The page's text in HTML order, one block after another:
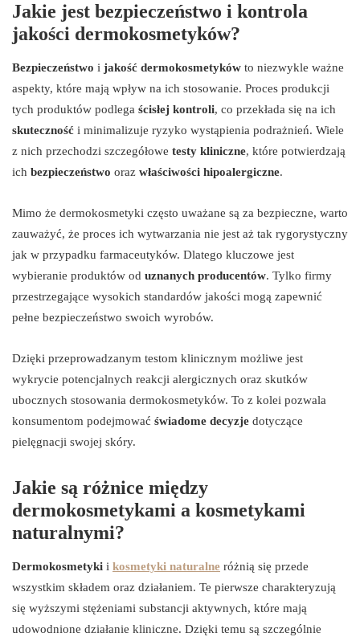
Jakie jest bezpieczeństwo i kontrola
jakości dermokosmetyków?
Bezpieczeństwo i jakość dermokosmetyków to niezwykle ważne
aspekty, które mają wpływ na ich stosowanie. Proces produkcji
tych produktów podlega ścisłej kontroli, co przekłada się na ich
skuteczność i minimalizuje ryzyko wystąpienia podrażnień. Wiele
z nich przechodzi szczegółowe testy kliniczne, które potwierdzają
ich bezpieczeństwo oraz właściwości hipoalergiczne.
Mimo że dermokosmetyki często uważane są za bezpieczne, warto
zauważyć, że proces ich wytwarzania nie jest aż tak rygorystyczny
jak w przypadku farmaceutyków. Dlatego kluczowe jest
wybieranie produktów od uznanych producentów. Tylko firmy
przestrzegające wysokich standardów jakości mogą zapewnić
pełne bezpieczeństwo swoich wyrobów.
Dzięki przeprowadzanym testom klinicznym możliwe jest
wykrycie potencjalnych reakcji alergicznych oraz skutków
ubocznych stosowania dermokosmetyków. To z kolei pozwala
konsumentom podejmować świadome decyzje dotyczące
pielęgnacji swojej skóry.
Jakie są różnice między
dermokosmetykami a kosmetykami
naturalnymi?
Dermokosmetyki i kosmetyki naturalne różnią się przede
wszystkim składem oraz działaniem. Te pierwsze charakteryzują
się wyższymi stężeniami substancji aktywnych, które mają
udowodnione działanie kliniczne. Dzięki temu są szczególnie